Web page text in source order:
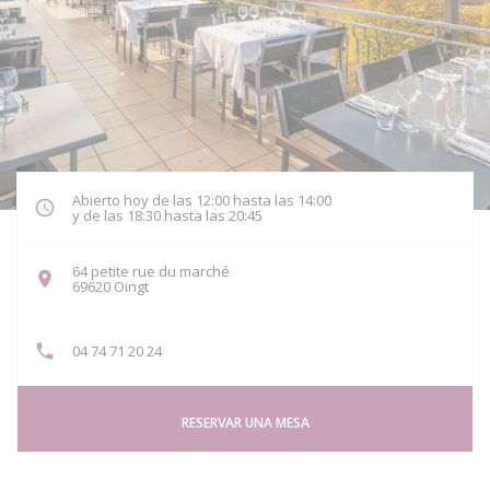
Abierto hoy de las 12:00 hasta las 14:00
y de las 18:30 hasta las 20:45
64 petite rue du marché
69620 Oingt((abre en una nueva ventana))
04 74 71 20 24
RESERVAR UNA MESA